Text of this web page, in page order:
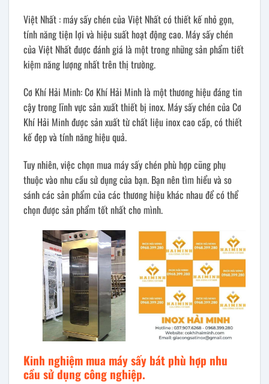
Việt Nhất : máy sấy chén của Việt Nhất có thiết kế nhỏ gọn,
tính năng tiện lợi và hiệu suất hoạt động cao. Máy sấy chén
của Việt Nhất được đánh giá là một trong những sản phẩm tiết
kiệm năng lượng nhất trên thị trường.
Cơ Khí Hải Minh: Cơ Khí Hải Minh là một thương hiệu đáng tin
cậy trong lĩnh vực sản xuất thiết bị inox. Máy sấy chén của Cơ
Khí Hải Minh được sản xuất từ chất liệu inox cao cấp, có thiết
kế đẹp và tính năng hiệu quả.
Tuy nhiên, việc chọn mua máy sấy chén phù hợp cũng phụ
thuộc vào nhu cầu sử dụng của bạn. Bạn nên tìm hiểu và so
sánh các sản phẩm của các thương hiệu khác nhau để có thể
chọn được sản phẩm tốt nhất cho mình.
Kinh nghiệm mua máy sấy bát phù hợp nhu
cầu sử dụng công nghiệp.